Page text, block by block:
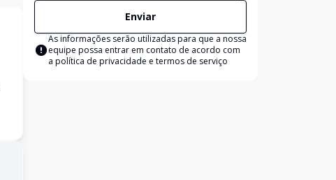
Enviar
As informações serão utilizadas para que a nossa
equipe possa entrar em contato de acordo com
a política de privacidade e termos de serviço